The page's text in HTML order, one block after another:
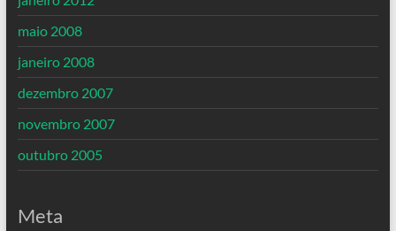
maio 2008
janeiro 2008
dezembro 2007
novembro 2007
outubro 2005
Meta